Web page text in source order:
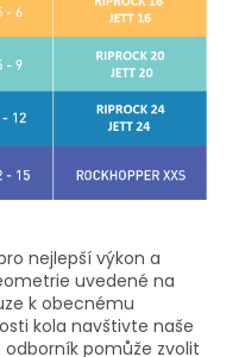
nejlepší výkon a
uvedené na
k obecnému
kola navštivte naše
odborník pomůže zvolit